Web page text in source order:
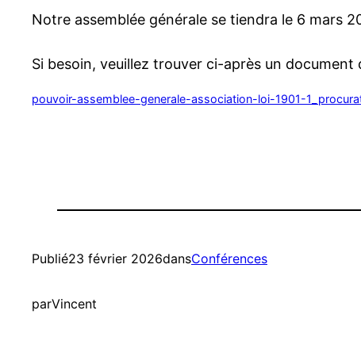
Notre assemblée générale se tiendra le 6 mars
Si besoin, veuillez trouver ci-après un
pouvoir-assemblee-generale-association-loi-1901-
Publié23 février 2026dansConférences
parVincent